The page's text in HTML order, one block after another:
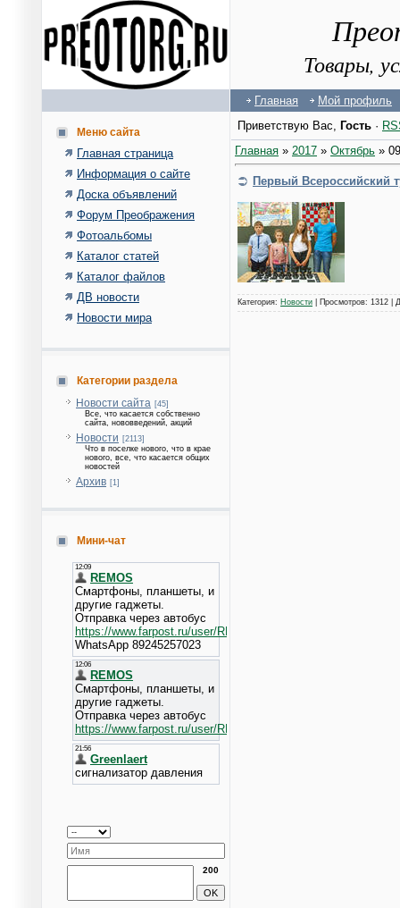
Товары,
Главная Мой профиль
Меню сайта
Главная страница
Информация о сайте
Доска объявлений
Форум Преображения
Фотоальбомы
Каталог статей
Каталог файлов
ДВ новости
Новости мира
Категории раздела
Новости сайта [45]
Все, что касается собственно
сайта, нововведений, акций
Новости [2113]
Что в поселке нового, что в крае
нового, все, что касается общих
новостей
Архив [1]
Мини-чат
200
Приветствую Вас, Гость ·
Главная » 2017 » Октябрь » 09
Первый Всероссийский
Категория: Новости | Просмотров: 1312 |